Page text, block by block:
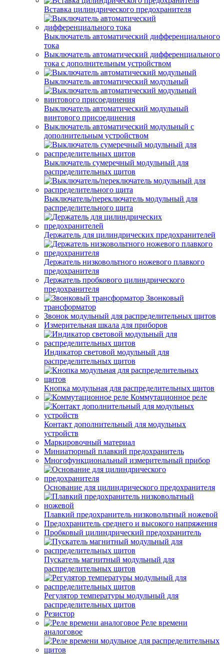
Вставка цилиндрического предохранителя
Выключатель автоматический дифференциального
тока
Выключатель автоматический дифференциального
тока с дополнительным устройством
Выключатель автоматический модульный
Выключатель автоматический модульный
винтового присоединения
Выключатель автоматический модульный с
дополнительным устройством
Выключатель сумеречный модульный для
распределительных щитов
Выключатель/переключатель модульный для
распределительного щита
Держатель для цилиндрических предохранителей
Держатель низковольтного ножевого плавкого
предохранителя
Держатель пробкового цилиндрического
предохранителя
Звонковый
трансформатор
Звонок модульный для распределительных щитов
Измерительная шкала для приборов
Индикатор световой модульный для
распределительных щитов
Кнопка модульная для распределительных щитов
Коммутационное реле
Контакт дополнительный для модульных
устройств
Маркировочный материал
Миниатюрный плавкий предохранитель
Многофункциональный измерительный прибор
Основание для цилиндрического предохранителя
Плавкий предохранитель низковольтный ножевой
Предохранитель среднего и высокого напряжения
Пробковый цилиндрический предохранитель
Пускатель магнитный модульный для
распределительных щитов
Регулятор температуры модульный для
распределительных щитов
Резистор
Реле времени
аналоговое